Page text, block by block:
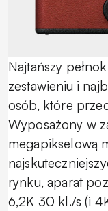
Najtańszy
zestawieniu i
osób, które
Wyposażony w
megapikselową
rynku, aparat
6,2K 30 kl./s (i